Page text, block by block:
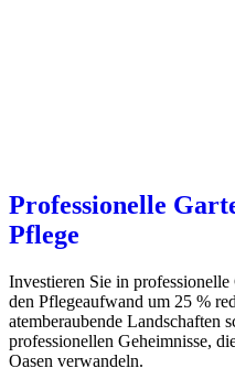
Professionelle
Pflege
Investieren Sie in
den Pflegeaufwand um 25 %
atemberaubende Landschaften
professionellen Geheimnisse,
Oasen verwandeln.